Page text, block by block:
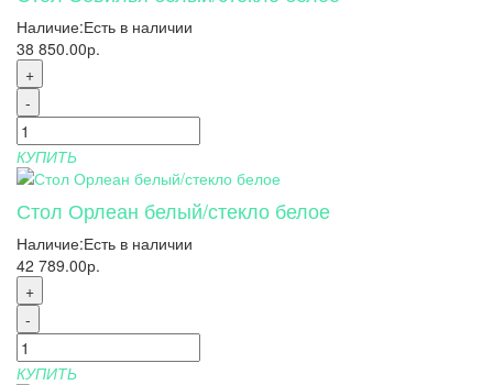
Наличие:Есть в наличии
38 850.00р.
+
-
КУПИТЬ
Стол Орлеан белый/стекло белое
Наличие:Есть в наличии
42 789.00р.
+
-
КУПИТЬ